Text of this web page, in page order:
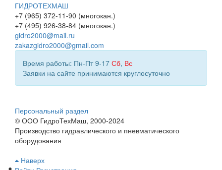
ГИДРОТЕХМАШ
+7 (965) 372-11-90 (многокан.)
+7 (495) 926-38-84 (многокан.)
gidro2000@mail.ru
zakazgidro2000@gmail.com
Время работы: Пн-Пт 9-17 Сб, Вс
Заявки на сайте принимаются круглосуточно
Персональный раздел
© ООО ГидроТехМаш, 2000-2024
Производство гидравлического и пневматического
оборудования
Наверх